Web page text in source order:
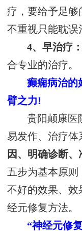
疗，要给予足够
不重视只能耽误
4、早治疗
合专业的治疗。
癫痫病治的
臂之力!
贵阳颠康医
易发作、治疗体
因、明确诊断
五步为基本原
不好的效果、
经元修复方法。
“神经元修